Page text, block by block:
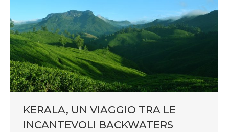
KERALA, UN VIAGGIO TRA LE
INCANTEVOLI BACKWATERS